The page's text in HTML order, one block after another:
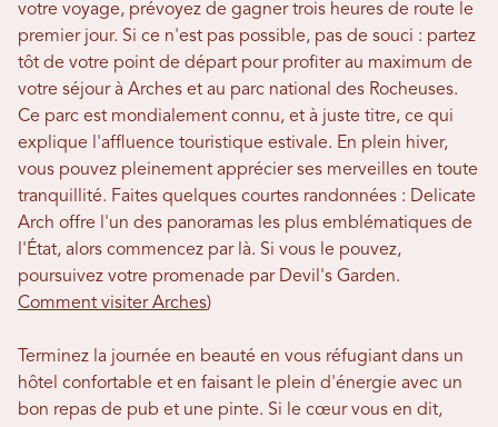
votre voyage, prévoyez de gagner trois heures de route le
premier jour. Si ce n'est pas possible, pas de souci : partez
tôt de votre point de départ pour profiter au maximum de
votre séjour à Arches et au parc national des Rocheuses.
Ce parc est mondialement connu, et à juste titre, ce qui
explique l'affluence touristique estivale. En plein hiver,
vous pouvez pleinement apprécier ses merveilles en toute
tranquillité. Faites quelques courtes randonnées : Delicate
Arch offre l'un des panoramas les plus emblématiques de
l'État, alors commencez par là. Si vous le pouvez,
poursuivez votre promenade par Devil's Garden.
Comment visiter Arches)
Terminez la journée en beauté en vous réfugiant dans un
hôtel confortable et en faisant le plein d'énergie avec un
bon repas de pub et une pinte. Si le cœur vous en dit,